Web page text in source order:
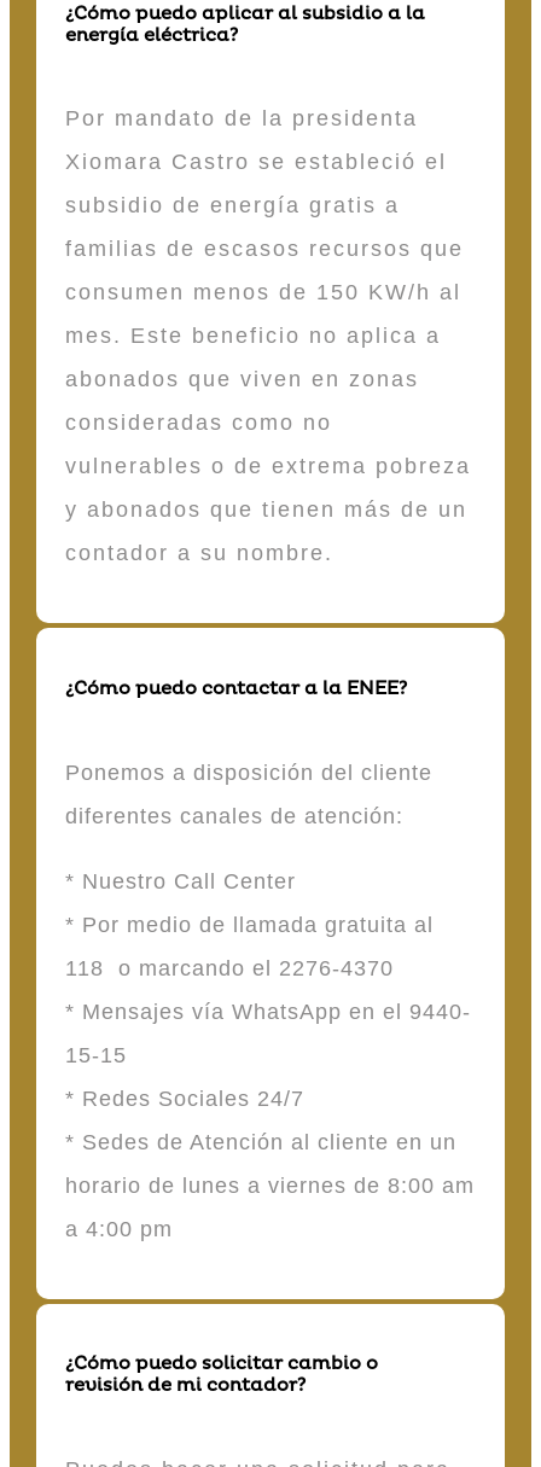
¿Cómo puedo aplicar al subsidio a la
energía eléctrica?
Por mandato de la presidenta
Xiomara Castro se estableció el
subsidio de energía gratis a
familias de escasos recursos que
consumen menos de 150 KW/h al
mes. Este beneficio no aplica a
abonados que viven en zonas
consideradas como no
vulnerables o de extrema pobreza
y abonados que tienen más de un
contador a su nombre.
¿Cómo puedo contactar a la ENEE?
Ponemos a disposición del cliente
diferentes canales de atención:
* Nuestro Call Center
* Por medio de llamada gratuita al
118 o marcando el 2276-4370
* Mensajes vía WhatsApp en el 9440-
15-15
* Redes Sociales 24/7
* Sedes de Atención al cliente en un
horario de lunes a viernes de 8:00 am
a 4:00 pm
¿Cómo puedo solicitar cambio o
revisión de mi contador?